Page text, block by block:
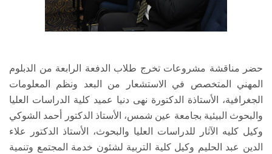
حضر مناقشة مشروعات تخرج طلاب الدفعة الرابعة من الدبلوم
المهني المتخصص في الاستشعار من البعد ونظم المعلومات
الجغرافية، الأستاذة الدكتورة نهى دنيا عميد كلية الدراسات العليا
والبحوث البيئية بجامعة عين شمس، الأستاذ الدكتور أحمد الشوكي
وكيل كليه الآثار للدراسات العليا والبحوث، الأستاذ الدكتور علاء
الدين عبد الحليم وكيل كلية التربية لشئون خدمة المجتمع وتنمية